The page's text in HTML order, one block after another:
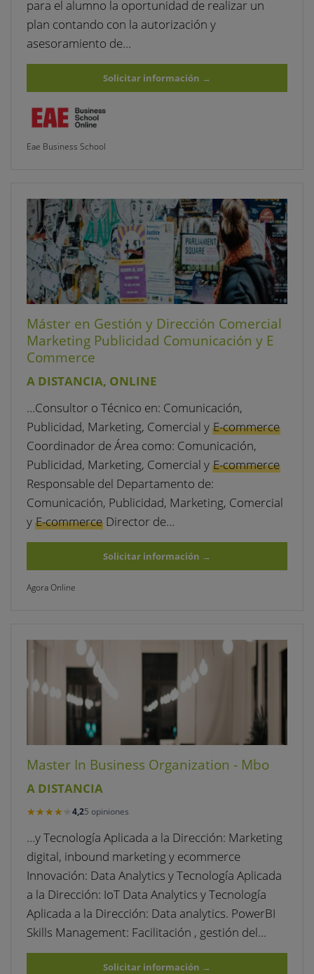
para el alumno la oportunidad de realizar un
plan contando con la autorización y
asesoramiento de…
Solicitar información →
Eae Business School
Máster en Gestión y Dirección Comercial
Marketing Publicidad Comunicación y E
Commerce
A DISTANCIA, ONLINE
…Consultor o Técnico en: Comunicación,
Publicidad, Marketing, Comercial y E-commerce
Coordinador de Área como: Comunicación,
Publicidad, Marketing, Comercial y E-commerce
Responsable del Departamento de:
Comunicación, Publicidad, Marketing, Comercial
y E-commerceDirector de…
Solicitar información →
Agora Online
Master In Business Organization - Mbo
A DISTANCIA
★★★★★
★★★★★ 4,25 opiniones
…y Tecnología Aplicada a la Dirección: Marketing
digital, inbound marketing y ecommerce
Innovación: Data Analytics y Tecnología Aplicada
a la Dirección: IoT Data Analytics y Tecnología
Aplicada a la Dirección: Data analytics. PowerBI
Skills Management: Facilitación , gestión del…
Solicitar información →